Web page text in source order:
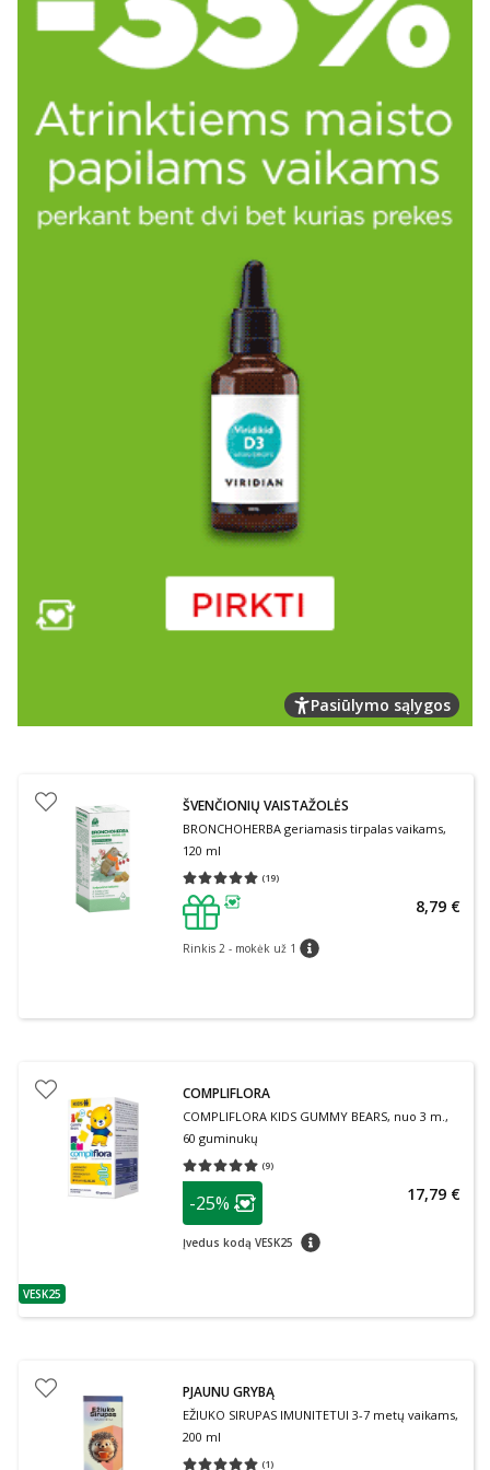
Pasiūlymo sąlygos
ŠVENČIONIŲ VAISTAŽOLĖS
BRONCHOHERBA geriamasis tirpalas vaikams,
120 ml
(19)
Vidutinis įvertinimas 5.00
patarimas
Rinkis 2 - mokėk už 1 patarimas
8,79 €
patarimas
VESK25
COMPLIFLORA
COMPLIFLORA KIDS GUMMY BEARS, nuo 3 m.,
60 guminukų
(9)
Vidutinis įvertinimas 5.00
patarimas
Lojalumo klubo narių nuolaida
-25%
Įvedus kodą VESK25 patarimas
17,79 €
PJAUNU GRYBĄ
EŽIUKO SIRUPAS IMUNITETUI 3-7 metų vaikams,
200 ml
(1)